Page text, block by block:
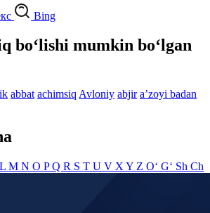
Bing
bo‘lishi mumkin bo‘lgan
abbat achimsiq Avloniy abjir aʼzoyi badan
L M N O PQ R S T U V X Y Z O‘ G‘ Sh Ch